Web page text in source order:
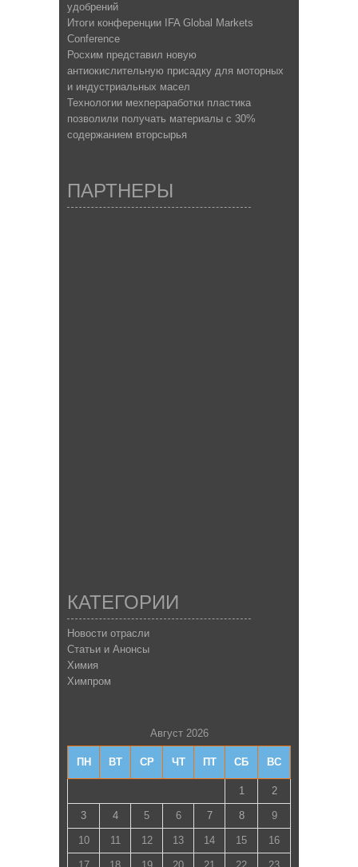
удобрений
Итоги конференции IFA Global Markets
Conference
Росхим представил новую
антиокислительную присадку для моторных
и индустриальных масел
Технологии мехпераработки пластика
позволили получать материалы с 30%
содержанием вторсырья
ПАРТНЕРЫ
КАТЕГОРИИ
Новости отрасли
Статьи и Анонсы
Химия
Химпром
Август 2026
ПН ВТ СР ЧТ ПТ СБ ВС
1 2
3 4 5 6 7 8 9
10 11 12 13 14 15 16